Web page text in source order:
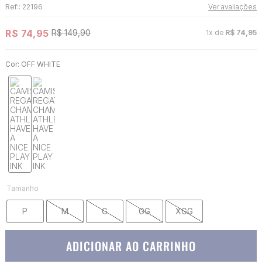
Ref:: 22196 Ver avaliações
R$ 74,95 R$ 149,90 1x de R$ 74 95
Cor: OFF WHITE
Tamanho
P M G GG XGG
ADICIONAR AO CARRINHO